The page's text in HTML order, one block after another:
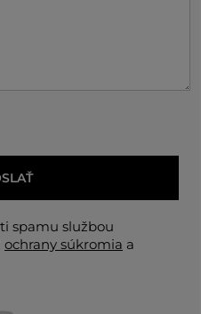
spamu službou
ochrany súkromia a